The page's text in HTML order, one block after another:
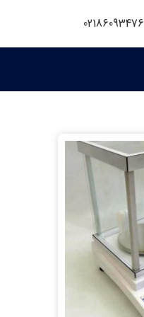
02186093476